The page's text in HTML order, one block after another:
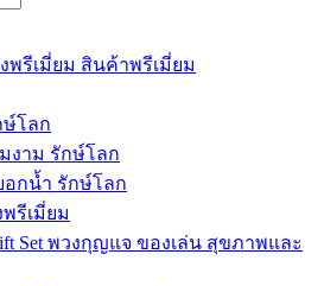
พรีเมี่ยม สินค้าพรีเมี่ยม
ษ์โลก
งาม รักษ์โลก
อกน้ำ รักษ์โลก
รีเมี่ยม
Set พวงกุญแจ ของเล่น สุขภาพและ